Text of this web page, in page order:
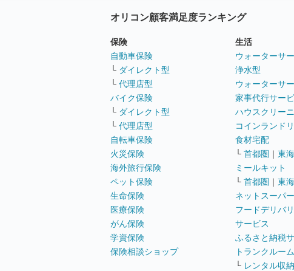
オリコン顧客満足度ランキング
保険
自動車保険
└ ダイレクト型
└ 代理店型
バイク保険
└ ダイレクト型
└ 代理店型
自転車保険
火災保険
海外旅行保険
ペット保険
生命保険
医療保険
がん保険
学資保険
保険相談ショップ
生活
ウォーターサ
浄水型
ウォーターサ
家事代行サー
ハウスクリー
コインランド
食材宅配
└ 首都圏 ｜ 東海
ミールキット
└ 首都圏 ｜ 東海
ネットスーパー
フードデリバ
サービス
ふるさと納税
トランクルーム
└ レンタル収